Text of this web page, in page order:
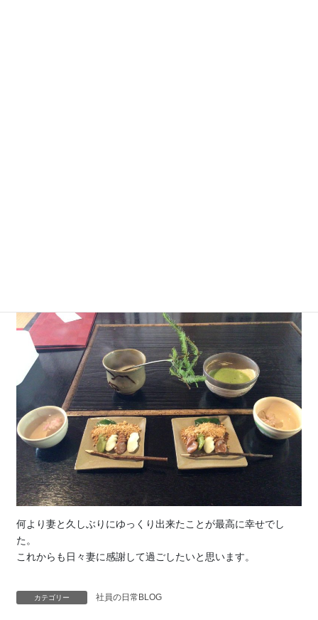
何より妻と久しぶりにゆっくり出来たことが最高に幸せでし
た。
これからも日々妻に感謝して過ごしたいと思います。
カテゴリー 社員の日常BLOG